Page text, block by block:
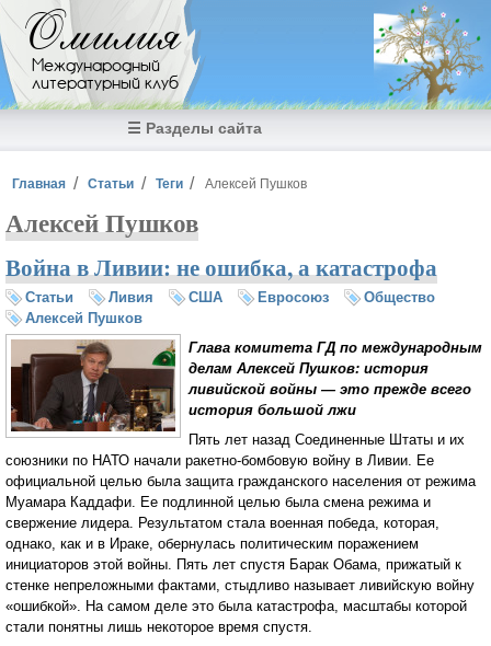
Перейти к основному содержанию
Омилия
Международный
литературный клуб
☰ Разделы сайта
Вы здесь
Главная Статьи Теги Алексей Пушков
Алексей Пушков
Война в Ливии: не ошибка, а катастрофа
Статьи Ливия США Евросоюз
Общество
Алексей Пушков
Глава комитета ГД по международным
делам Алексей Пушков: история
ливийской войны — это прежде всего
история большой лжи
Пять лет назад Соединенные Штаты и их
союзники по НАТО начали ракетно-бомбовую войну в Ливии. Ее
официальной целью была защита гражданского населения от режима
Муамара Каддафи. Ее подлинной целью была смена режима и
свержение лидера. Результатом стала военная победа, которая,
однако, как и в Ираке, обернулась политическим поражением
инициаторов этой войны. Пять лет спустя Барак Обама, прижатый к
стенке непреложными фактами, стыдливо называет ливийскую войну
«ошибкой». На самом деле это была катастрофа, масштабы которой
стали понятны лишь некоторое время спустя.